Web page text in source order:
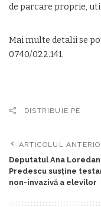
de parcare proprie,
Mai multe detalii se
0740/022.141.
DISTRIBUIE PE
ARTICOLUL
Deputatul Ana
Predescu susține
non-invazivă a elevilor